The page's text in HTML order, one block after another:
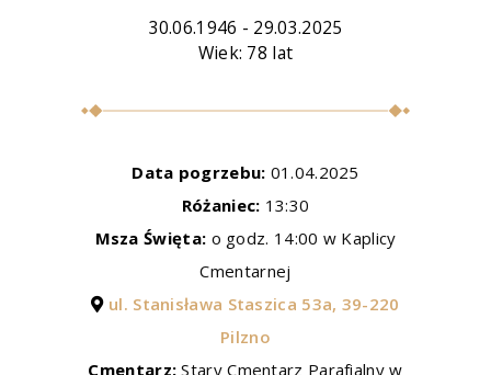
30.06.1946 - 29.03.2025
Wiek: 78 lat
Data pogrzebu: 01.04.2025
Różaniec: 13:30
Msza Święta: o godz. 14:00 w Kaplicy
Cmentarnej
ul. Stanisława Staszica 53a, 39-220
Pilzno
Cmentarz: Stary Cmentarz Parafialny w